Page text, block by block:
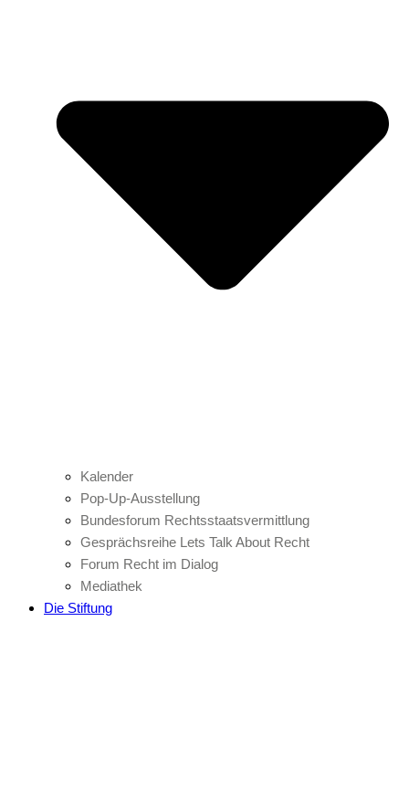
Kalender
Pop-Up-Ausstellung
Bundesforum Rechtsstaatsvermittlung
Gesprächsreihe Lets Talk About Recht
Forum Recht im Dialog
Mediathek
Die Stiftung